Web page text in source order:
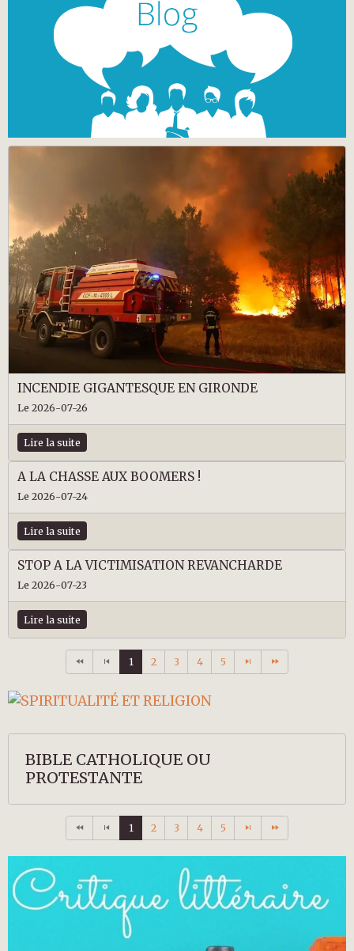
INCENDIE GIGANTESQUE EN GIRONDE
Le 2026-07-26
Lire la suite
A LA CHASSE AUX BOOMERS !
Le 2026-07-24
Lire la suite
STOP A LA VICTIMISATION REVANCHARDE
Le 2026-07-23
Lire la suite
1 2 3 4 5
BIBLE CATHOLIQUE OU
PROTESTANTE
1 2 3 4 5